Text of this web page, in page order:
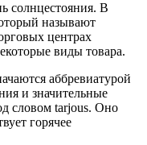
солнцестояния. В
называют
центрах
виды товара.
аббревиатурой
и значительные
словом tarjous. Оно
горячее